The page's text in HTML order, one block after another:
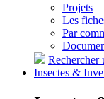
Projets
Les
Par
Rechercher
Insectes &